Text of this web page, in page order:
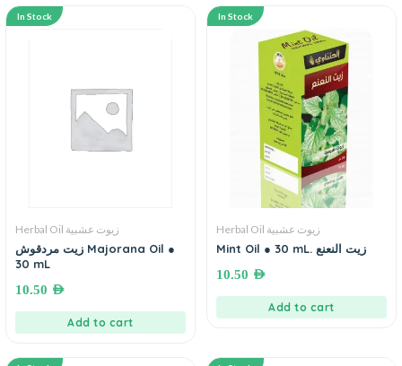
In Stock
Herbal Oil زيوت عشبية
زيت مردقوش Majorana Oil ●
30 mL
10.50 AED
Add to cart
In Stock
Herbal Oil زيوت عشبية
Mint Oil ● 30 mL. زيت النعنع
10.50 AED
Add to cart